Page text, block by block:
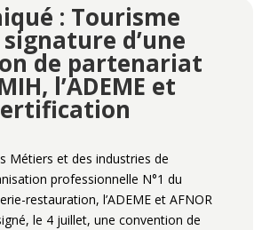
: Tourisme
d’une
de partenariat
l’ADEME et
Métiers et des industries de
professionnelle N°1 du
restauration, l’ADEME et AFNOR
le 4 juillet, une convention de